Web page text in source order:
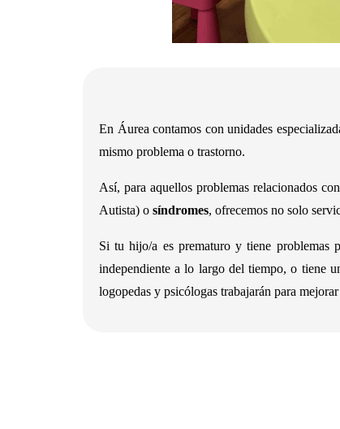
En Áurea contamos con unidades
mismo problema o trastorno.
Así, para aquellos problemas relacionados
Autista) o síndromes, ofrecemos no solo
Si tu hijo/a es prematuro y tiene problemas
independiente a lo largo del tiempo, o tiene
logopedas y psicólogas trabajarán para